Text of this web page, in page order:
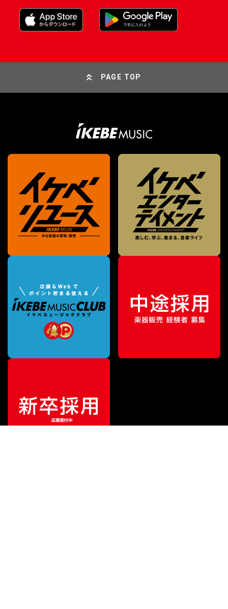
販売価格¥4,356（税込）
PAGE TOP